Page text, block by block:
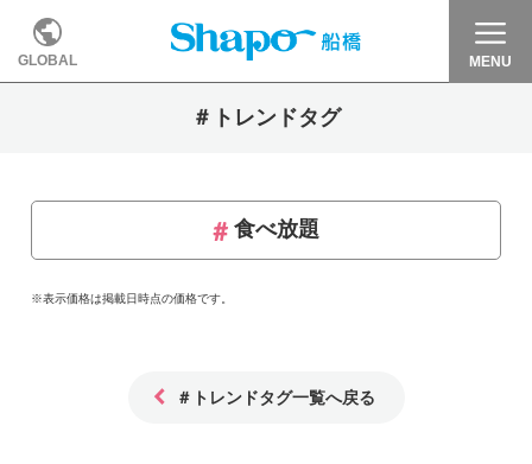
GLOBAL MENU
＃トレンドタグ
食べ放題
※表示価格は掲載日時点の価格です。
＃トレンドタグ一覧へ戻る